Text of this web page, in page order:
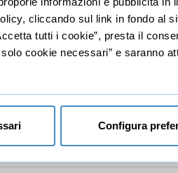
cliccando sul link in fondo al
tutti i cookie”, presta il
cookie necessari” e saranno
Configura
cadere nelle trappole
dei fondi poco